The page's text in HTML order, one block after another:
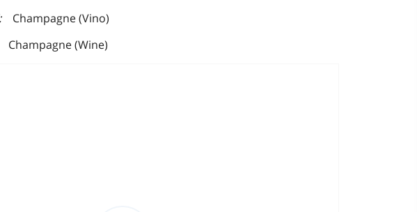
Champagne (Vino)
Champagne (Wine)